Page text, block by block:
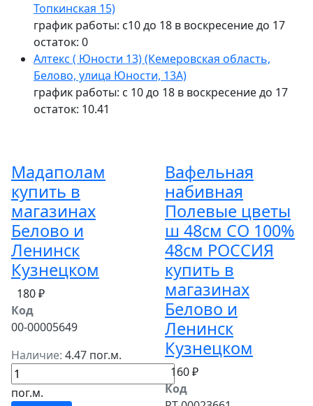
Топкинская 15)
график работы: с10 до 18 в воскресение до 17
остаток: 0
Алтекс ( Юности 13) (Кемеровская область,
Белово, улица Юности, 13А)
график работы: с 10 до 18 в воскресение до 17
остаток: 10.41
Мадаполам
купить в
магазинах
Белово и
Ленинск
Кузнецком
180 ₽
Код
00-00005649
Наличие: 4.47 пог.м.
пог.м.
Вафельная
набивная
Полевые цветы
ш 48см СО 100%
48см РОССИЯ
купить в
магазинах
Белово и
Ленинск
Кузнецком
160 ₽
Код